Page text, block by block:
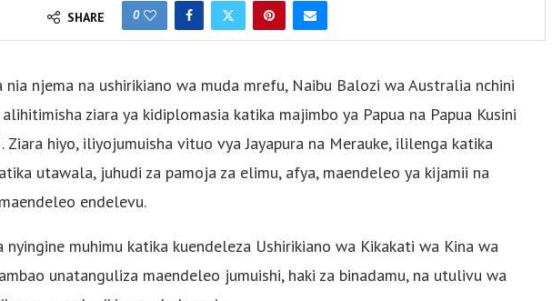
SHARE 0
nia njema na ushirikiano wa muda mrefu, Naibu Balozi wa Australia nchini
ziara ya kidiplomasia katika majimbo ya Papua na Papua Kusini
Ziara hiyo, iliyojumuisha vituo vya Jayapura na Merauke, ililenga katika
utawala, juhudi za pamoja za elimu, afya, maendeleo ya kijamii na
endelevu.
nyingine muhimu katika kuendeleza Ushirikiano wa Kikakati wa Kina wa
unatanguliza maendeleo jumuishi, haki za binadamu, na utulivu wa